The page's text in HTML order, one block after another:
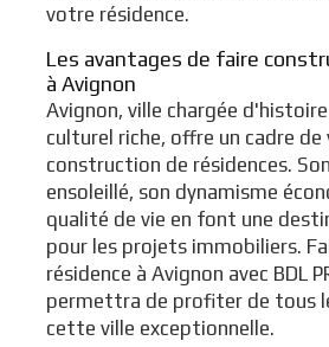
votre résidence.
Les avantages de faire
à Avignon
Avignon, ville chargée
culturel riche, offre un cadre de
construction de résidences.
ensoleillé, son dynamisme
qualité de vie en font une
pour les projets immobiliers.
résidence à Avignon avec BDL
permettra de profiter de tous
cette ville exceptionnelle.